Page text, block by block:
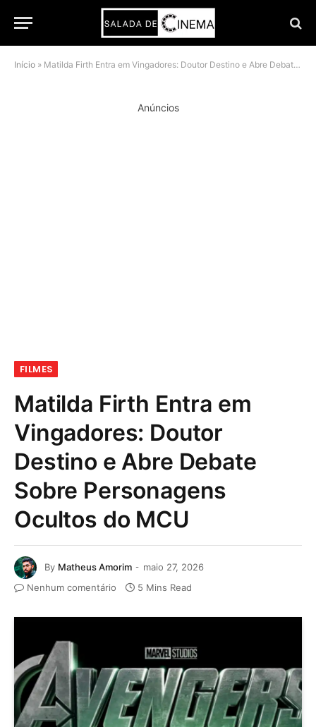
Início » Matilda Firth Entra em Vingadores: Doutor Destino e Abre Debate Sobre Personagens Ocultos do MCU
Anúncios
FILMES
Matilda Firth Entra em
Vingadores: Doutor
Destino e Abre Debate
Sobre Personagens
Ocultos do MCU
By Matheus Amorim
maio 27, 2026
Nenhum comentário
5 Mins Read